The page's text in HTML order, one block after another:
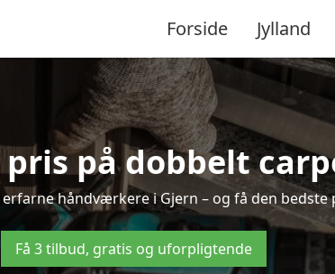
Forside Jylland
pris på dobbelt
håndværkere i Gjern – og få den
Få 3 tilbud, gratis og uforpligtende